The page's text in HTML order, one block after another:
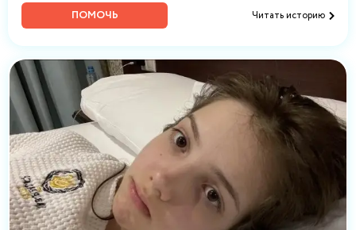
ПОМОЧЬ Читать историю